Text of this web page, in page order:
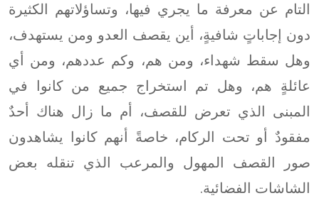
التام عن معرفة ما يجري فيها، وتساؤلاتهم الكثيرة
دون إجاباتٍ شافيةٍ، أين يقصف العدو ومن يستهدف،
وهل سقط شهداء، ومن هم، وكم عددهم، ومن أي
عائلةٍ هم، وهل تم استخراج جميع من كانوا في
المبنى الذي تعرض للقصف، أم ما زال هناك أحدٌ
مفقودٌ أو تحت الركام، خاصةً أنهم كانوا يشاهدون
صور القصف المهول والمرعب الذي تنقله بعض
الشاشات الفضائية.